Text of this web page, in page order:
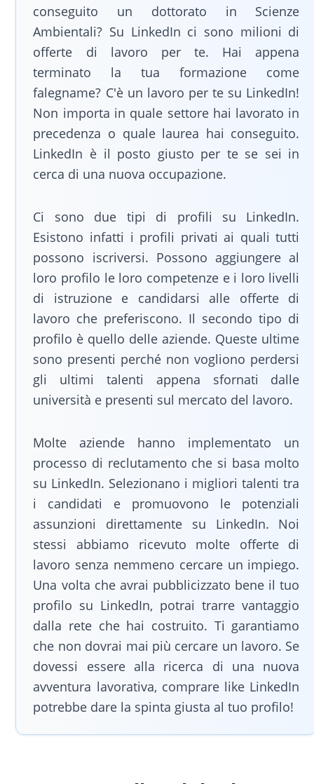
conseguito un dottorato in Scienze
Ambientali? Su LinkedIn ci sono milioni di
offerte di lavoro per te. Hai appena
terminato la tua formazione come
falegname? C'è un lavoro per te su LinkedIn!
Non importa in quale settore hai lavorato in
precedenza o quale laurea hai conseguito.
LinkedIn è il posto giusto per te se sei in
cerca di una nuova occupazione.
Ci sono due tipi di profili su LinkedIn.
Esistono infatti i profili privati ai quali tutti
possono iscriversi. Possono aggiungere al
loro profilo le loro competenze e i loro livelli
di istruzione e candidarsi alle offerte di
lavoro che preferiscono. Il secondo tipo di
profilo è quello delle aziende. Queste ultime
sono presenti perché non vogliono perdersi
gli ultimi talenti appena sfornati dalle
università e presenti sul mercato del lavoro.
Molte aziende hanno implementato un
processo di reclutamento che si basa molto
su LinkedIn. Selezionano i migliori talenti tra
i candidati e promuovono le potenziali
assunzioni direttamente su LinkedIn. Noi
stessi abbiamo ricevuto molte offerte di
lavoro senza nemmeno cercare un impiego.
Una volta che avrai pubblicizzato bene il tuo
profilo su LinkedIn, potrai trarre vantaggio
dalla rete che hai costruito. Ti garantiamo
che non dovrai mai più cercare un lavoro. Se
dovessi essere alla ricerca di una nuova
avventura lavorativa, comprare like LinkedIn
potrebbe dare la spinta giusta al tuo profilo!